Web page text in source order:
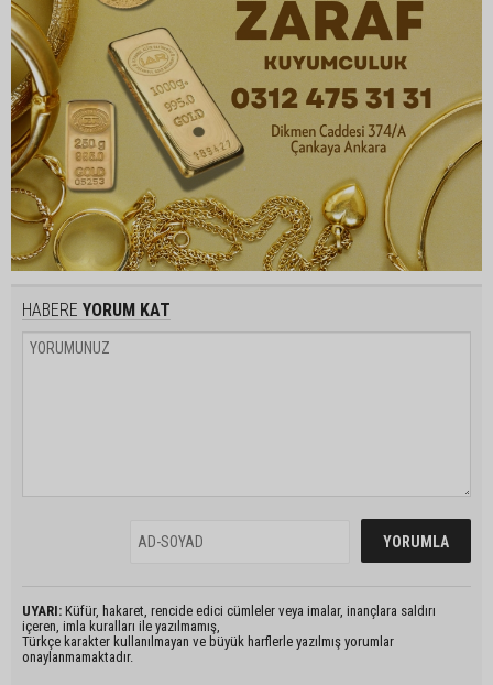
HABERE YORUM KAT
UYARI: Küfür, hakaret, rencide edici cümleler veya imalar, inançlara saldırı
içeren, imla kuralları ile yazılmamış,
Türkçe karakter kullanılmayan ve büyük harflerle yazılmış yorumlar
onaylanmamaktadır.